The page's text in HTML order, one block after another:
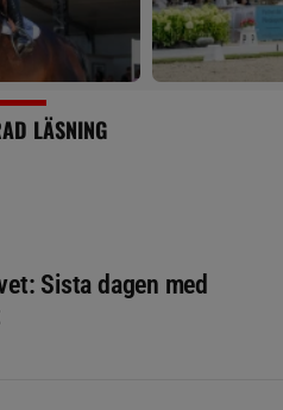
LÄSNING
Sista dagen med